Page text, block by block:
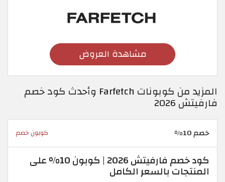
مشاهدة العروض
المزيد من كوبونات Farfetch وأحدث كود خصم
فارفيتش 2026
خصم 10% كوبون خصم
كود خصم فارفيتش 2026 | كوبون 10% على
المنتجات بالسعر الكامل